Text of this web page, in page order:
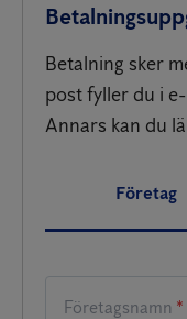
Betalning sker
post fyller du i
Annars kan du
Företag
*